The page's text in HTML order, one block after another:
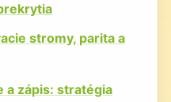
stromy, parita a
a zápis: stratégia